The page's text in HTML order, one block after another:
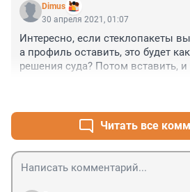
Dimus
30 апреля 2021, 01:07
Интересно, если стеклопакеты
а профиль оставить, это будет
решения суда? Потом вставить, и
Читать все